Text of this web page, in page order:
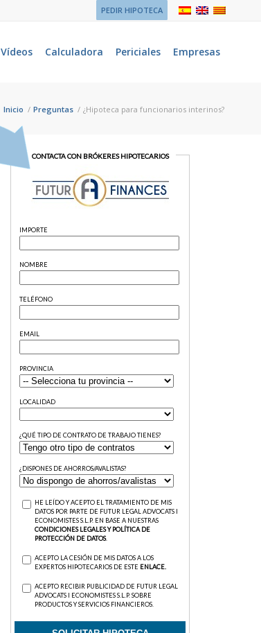
PEDIR HIPOTECA
Vídeos Calculadora Periciales Empresas
Inicio / Preguntas / ¿Hipoteca para funcionarios interinos?